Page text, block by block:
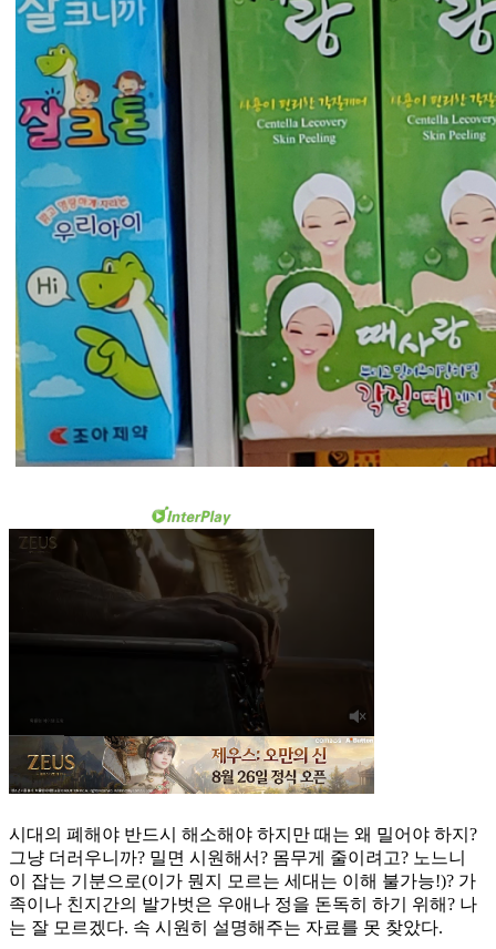
시대의 폐해야 반드시 해소해야 하지만 때는 왜 밀어야 하지?
그냥 더러우니까? 밀면 시원해서? 몸무게 줄이려고? 노느니
이 잡는 기분으로(이가 뭔지 모르는 세대는 이해 불가능!)? 가
족이나 친지간의 발가벗은 우애나 정을 돈독히 하기 위해? 나
는 잘 모르겠다. 속 시원히 설명해주는 자료를 못 찾았다.